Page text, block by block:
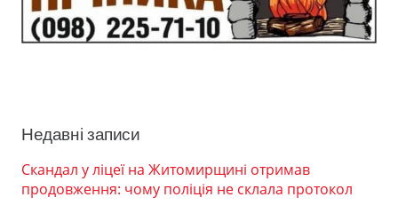
Недавні записи
Скандал у ліцеї на Житомирщині отримав
продовження: чому поліція не склала протокол